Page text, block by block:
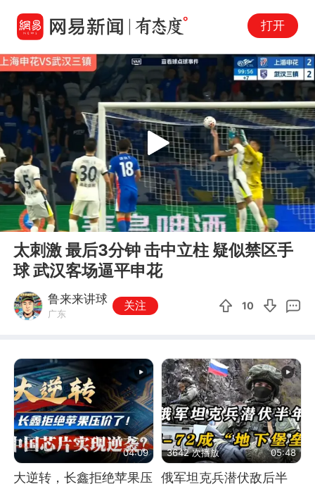
打开
00:00 03:55
Play
太刺激 最后3分钟 击中立柱 疑似禁区手
球 武汉客场逼平申花
鲁来来讲球
广东
关注 10
04:09
大逆转，长鑫拒绝苹果压
3642 次播放 05:48
俄军坦克兵潜伏敌后半